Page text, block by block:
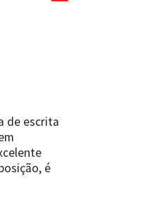
de escrita
é